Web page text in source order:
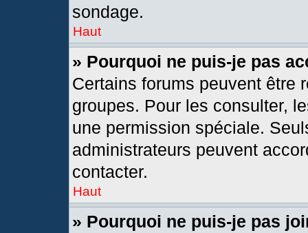
sondage.
Haut
» Pourquoi ne puis-je pas
Certains forums peuvent être
groupes. Pour les consulter,
une permission spéciale.
administrateurs peuvent
contacter.
Haut
» Pourquoi ne puis-je pas